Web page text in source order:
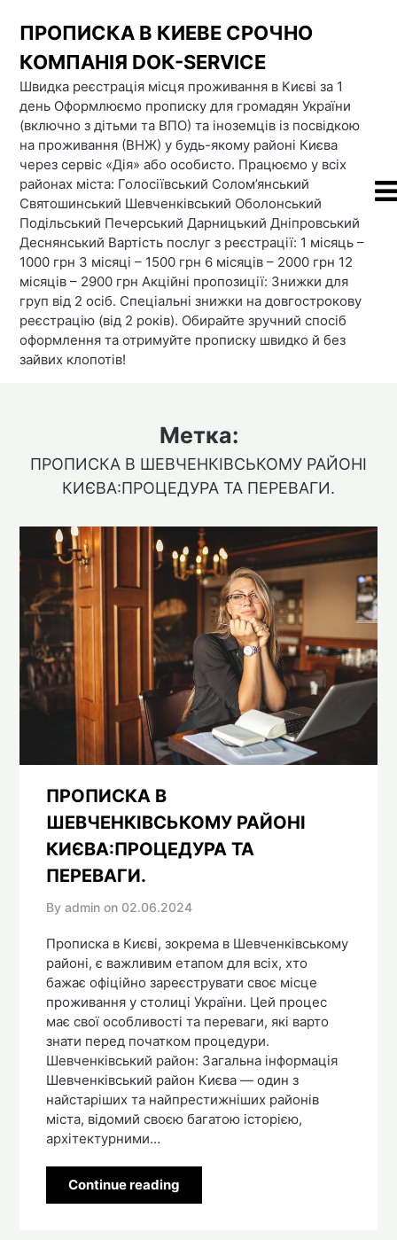
content
ПРОПИСКА В КИЕВЕ СРОЧНО
КОМПАНІЯ DOК-SERVICE
Швидка реєстрація місця проживання в Києві за 1
день Оформлюємо прописку для громадян України
(включно з дітьми та ВПО) та іноземців із посвідкою
на проживання (ВНЖ) у будь-якому районі Києва
через сервіс «Дія» або особисто. Працюємо у всіх
районах міста: Голосіївський Солом’янський
Святошинський Шевченківський Оболонський
Подільський Печерський Дарницький Дніпровський
Деснянський Вартість послуг з реєстрації: 1 місяць –
1000 грн 3 місяці – 1500 грн 6 місяців – 2000 грн 12
місяців – 2900 грн Акційні пропозиції: Знижки для
груп від 2 осіб. Спеціальні знижки на довгострокову
реєстрацію (від 2 років). Обирайте зручний спосіб
оформлення та отримуйте прописку швидко й без
зайвих клопотів!
Метка:
ПРОПИСКА В ШЕВЧЕНКІВСЬКОМУ РАЙОНІ
КИЄВА:ПРОЦЕДУРА ТА ПЕРЕВАГИ.
ПРОПИСКА В
ШЕВЧЕНКІВСЬКОМУ РАЙОНІ
КИЄВА:ПРОЦЕДУРА ТА
ПЕРЕВАГИ.
By admin on 02.06.2024
Прописка в Києві, зокрема в Шевченківському
районі, є важливим етапом для всіх, хто
бажає офіційно зареєструвати своє місце
проживання у столиці України. Цей процес
має свої особливості та переваги, які варто
знати перед початком процедури.
Шевченківський район: Загальна інформація
Шевченківський район Києва — один з
найстаріших та найпрестижніших районів
міста, відомий своєю багатою історією,
архітектурними…
Continue reading